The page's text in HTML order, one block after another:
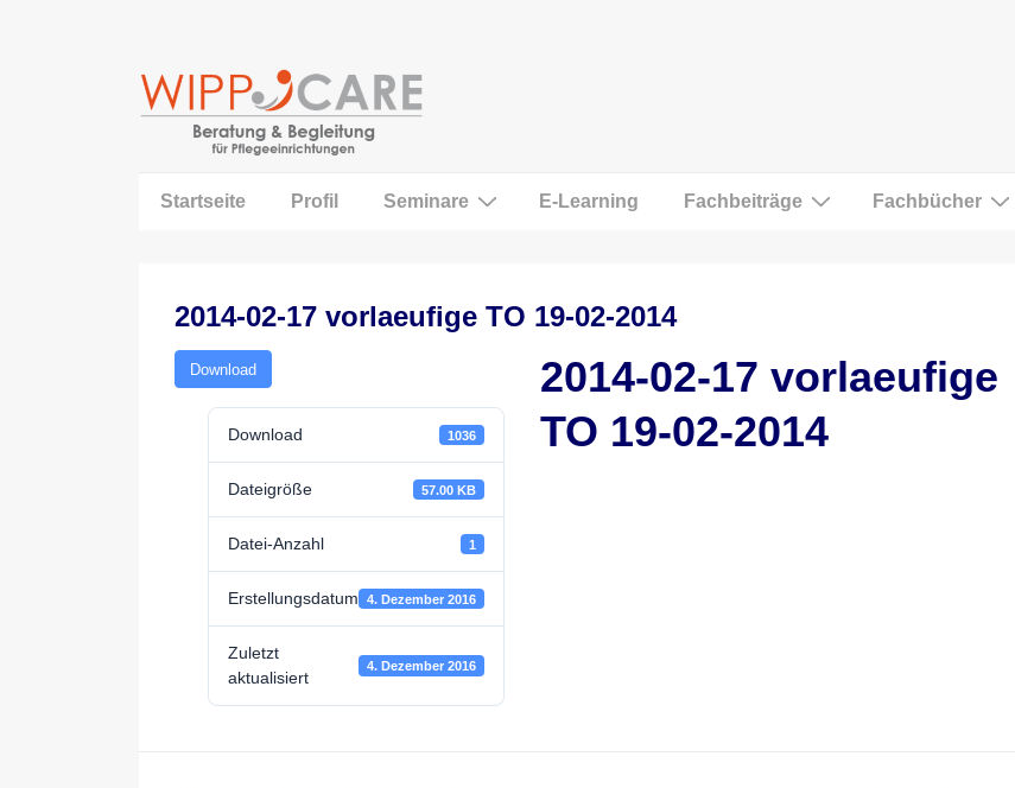
Navigation
Startseite Profil Seminare E-Learning Fachbeiträge Fachbücher
2014-02-17 vorlaeufige TO 19-02-2014
Download
Download 1036
Dateigröße 57.00 KB
Datei-Anzahl 1
Erstellungsdatum 4. Dezember 2016
Zuletzt
aktualisiert
4. Dezember 2016
2014-02-17 vorlaeufige
TO 19-02-2014